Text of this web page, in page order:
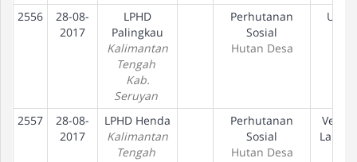
2556
28-08-
2017
LPHD
Palingkau
Kalimantan
Tengah
Kab.
Seruyan
Perhutanan
Sosial
Hutan Desa
2557
28-08-
2017
LPHD Henda
Kalimantan
Tengah
Perhutanan
Sosial
Hutan Desa